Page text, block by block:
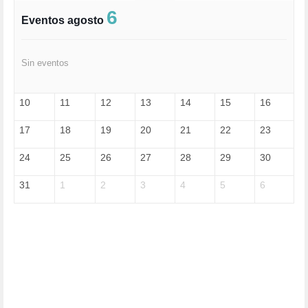
FELICIDAD (1)
FRANCISCO (5)
GUERRA (133)
HUMOR (1)
IA (1)
INMIGRACIÓN (144)
Eventos agosto 6
Sin eventos
10 11 12 13 14 15 16
17 18 19 20 21 22 23
24 25 26 27 28 29 30
31 1 2 3 4 5 6